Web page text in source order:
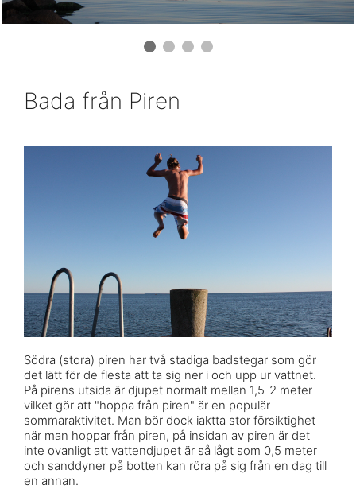
Bada från Piren
Södra (stora) piren har två stadiga badstegar som gör
det lätt för de flesta att ta sig ner i och upp ur vattnet.
På pirens utsida är djupet normalt mellan 1,5-2 meter
vilket gör att "hoppa från piren" är en populär
sommaraktivitet. Man bör dock iaktta stor försiktighet
när man hoppar från piren, på insidan av piren är det
inte ovanligt att vattendjupet är så lågt som 0,5 meter
och sanddyner på botten kan röra på sig från en dag till
en annan.